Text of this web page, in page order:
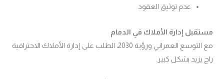
عدم توثيق العقود
مستقبل إدارة الأملاك في الدمام
مع التوسع العمراني ورؤية 2030، الطلب على إدارة الأملاك الاحترافية
راح يزيد بشكل كبير.